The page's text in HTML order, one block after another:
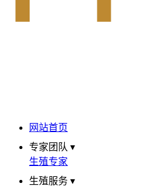
网站首页
专家团队 ▾
生殖专家
生殖服务 ▾